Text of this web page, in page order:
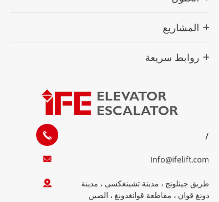
المشاريع
روابط سريعة
/
Info@ifelift.com
طريق جينلونج ، مدينة تشينغكسي ، مدينة
دونغ قوان ، مقاطعة قوانغدونغ ، الصين